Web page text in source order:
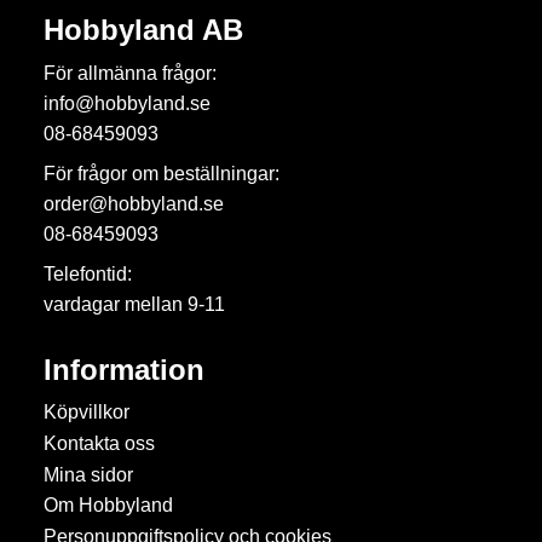
Hobbyland AB
För allmänna frågor:
info@hobbyland.se
08-68459093
För frågor om beställningar:
order@hobbyland.se
08-68459093
Telefontid:
vardagar mellan 9-11
Information
Köpvillkor
Kontakta oss
Mina sidor
Om Hobbyland
Personuppgiftspolicy och cookies